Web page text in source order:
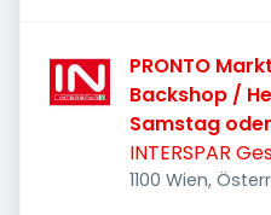
PRONTO
Backshop /
Samstag
INTERSPAR
1100 Wien,